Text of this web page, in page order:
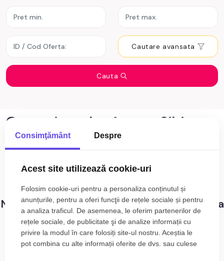
Cautare avansata
Cauta
Garsoniere de vânzare Sibiu
zona Mihai Viteazul
zona Mihai Viteazul
Nu s-au gasit rezultate care sa corespunda
criteriilor dvs!
Consimţământ Despre
Acest site utilizează cookie-uri
Folosim cookie-uri pentru a personaliza conținutul și
anunțurile, pentru a oferi funcţii de rețele sociale și pentru
a analiza traficul. De asemenea, le oferim partenerilor de
rețele sociale, de publicitate şi de analize informații cu
privire la modul în care folosiți site-ul nostru. Aceștia le
pot combina cu alte informații oferite de dvs. sau culese